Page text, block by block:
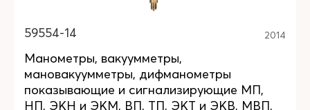
59554-14 2014
Манометры, вакуумметры,
мановакуумметры, дифманометры
показывающие и сигнализирующие МП,
НП, ЭКН и ЭКМ, ВП, ТП, ЭКТ и ЭКВ, МВП,